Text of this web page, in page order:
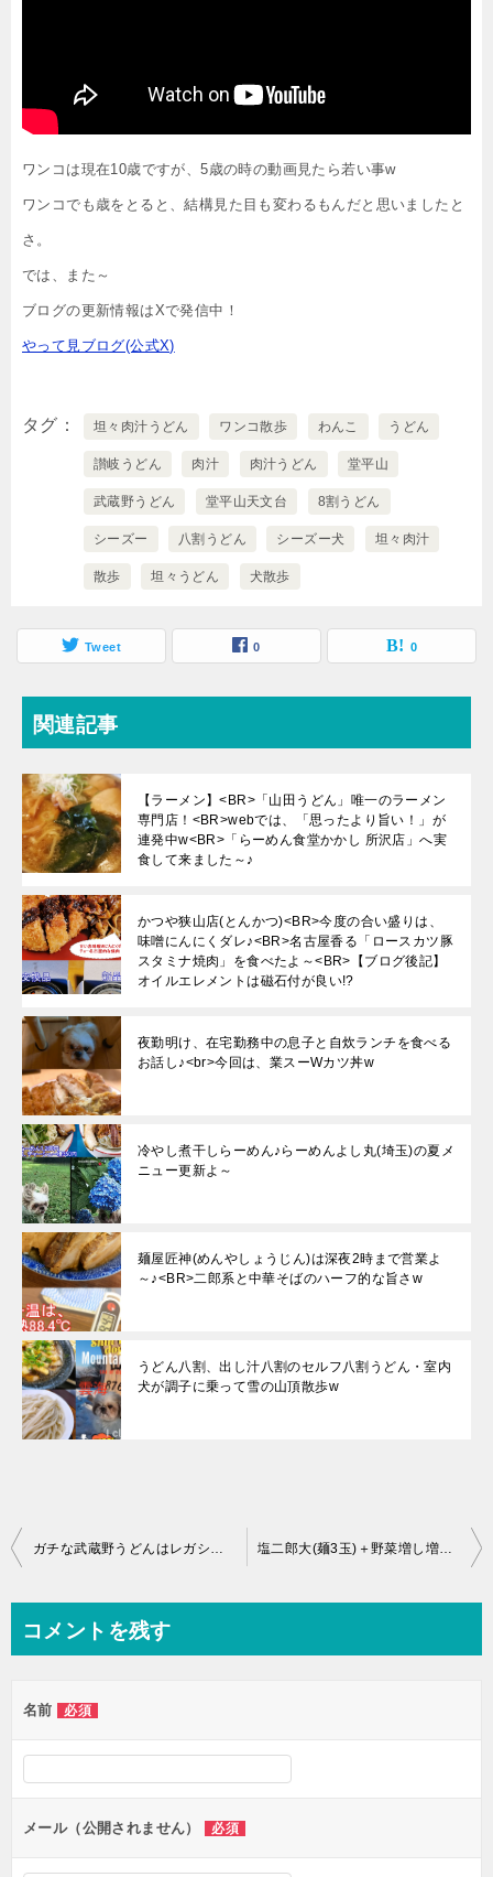
ワンコは現在10歳ですが、5歳の時の動画見たら若い事w
ワンコでも歳をとると、結構見た目も変わるもんだと思いましたと
さ。
では、また～
ブログの更新情報はXで発信中！
やって見ブログ(公式X)
タグ 坦々肉汁うどん ワンコ散歩 わんこ うどん
讃岐うどん 肉汁 肉汁うどん 堂平山
武蔵野うどん 堂平山天文台 8割うどん
シーズー 八割うどん シーズー犬 坦々肉汁
散歩 坦々うどん 犬散歩
Tweet 0 0
関連記事
【ラーメン】<BR>「山田うどん」唯一のラーメン
専門店！<BR>webでは、「思ったより旨い！」が
連発中w<BR>「らーめん食堂かかし 所沢店」へ実
食して来ました～♪
かつや狭山店(とんかつ)<BR>今度の合い盛りは、
味噌にんにくダレ♪<BR>名古屋香る「ロースカツ豚
スタミナ焼肉」を食べたよ～<BR>【ブログ後記】
オイルエレメントは磁石付が良い!?
夜勤明け、在宅勤務中の息子と自炊ランチを食べる
お話し♪<br>今回は、業スーWカツ丼w
冷やし煮干しらーめん♪らーめんよし丸(埼玉)の夏メ
ニュー更新よ～
麺屋匠神(めんやしょうじん)は深夜2時まで営業よ
～♪<BR>二郎系と中華そばのハーフ的な旨さw
うどん八割、出し汁八割のセルフ八割うどん・室内
犬が調子に乗って雪の山頂散歩w
投
ビ
ー
シ
ン
ガチな武蔵野うどんはレガシーな旨さ「本手打ちうどん庄司」＋シーズ散歩 塩二郎大(麺3玉)＋野菜増し増し＋叉焼5枚の幸せ♪らーめん伏竜(埼玉)
コメントを残す
名前 必須
メール（公開されません） 必須